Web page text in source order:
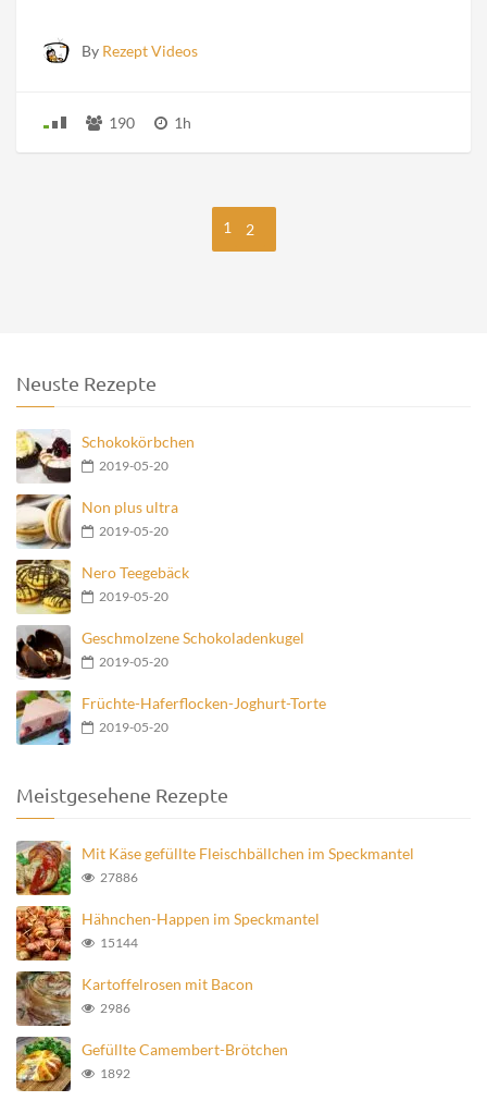
By Rezept Videos
190 1h
1 2
Neuste Rezepte
Schokokörbchen
2019-05-20
Non plus ultra
2019-05-20
Nero Teegebäck
2019-05-20
Geschmolzene Schokoladenkugel
2019-05-20
Früchte-Haferflocken-Joghurt-Torte
2019-05-20
Meistgesehene Rezepte
Mit Käse gefüllte Fleischbällchen im Speckmantel
27886
Hähnchen-Happen im Speckmantel
15144
Kartoffelrosen mit Bacon
2986
Gefüllte Camembert-Brötchen
1892